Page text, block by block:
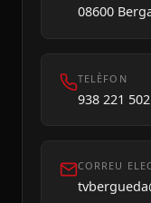
08600
TELÈFON
938 221 502
CORREU